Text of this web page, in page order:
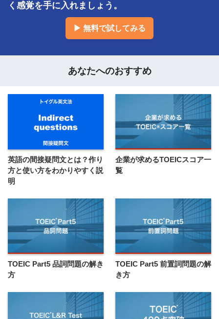
く感覚を手に入れましょう。
▶ 無料で試してみる
あなたへのおすすめ
英語の間接疑問文とは？作り
方と使い方をわかりやすく説
明
企業が求めるTOEICスコア一
覧
TOEIC Part5 品詞問題の解き
方
TOEIC Part5 前置詞問題の解
き方